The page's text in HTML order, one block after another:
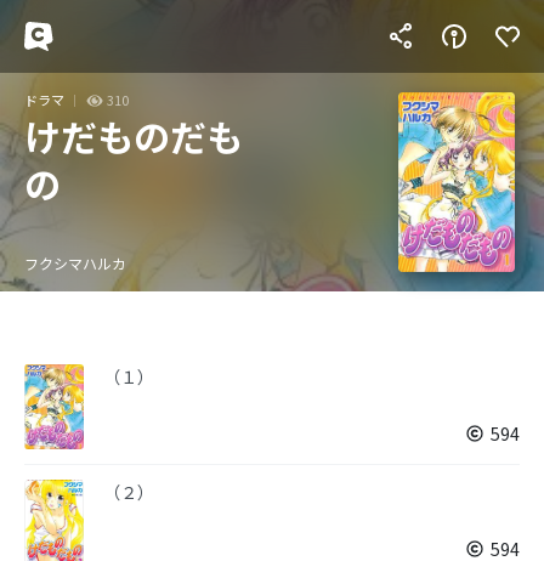
ドラマ 310
けだものだも
の
フクシマハルカ
（１）
594
（２）
594